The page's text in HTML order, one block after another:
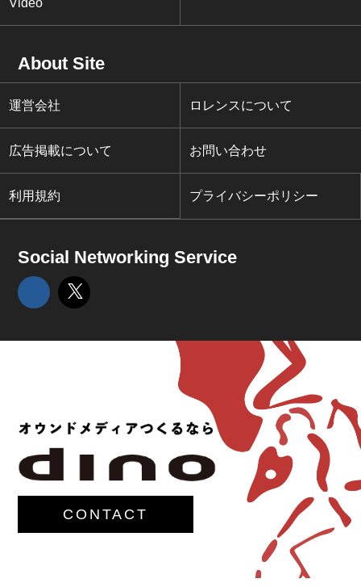
Video
About Site
運営会社 ロレンスについて
広告掲載について お問い合わせ
利用規約 プライバシーポリシー
Social Networking Service
CONTACT